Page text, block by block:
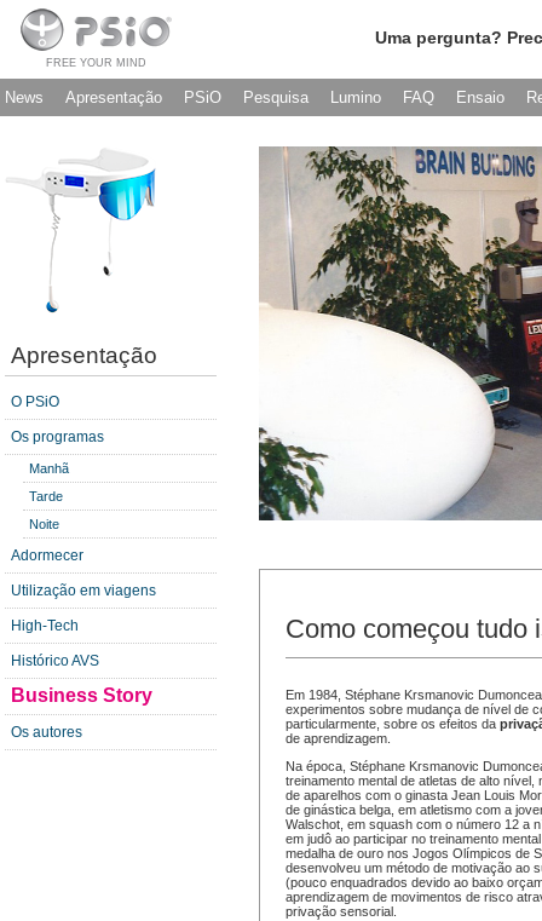
FREE YOUR MIND
Uma pergunta?
News Apresentação PSiO Pesquisa Lumino FAQ Ensaio
Apresentação
O PSiO
Os programas
Manhã
Tarde
Noite
Adormecer
Utilização em viagens
High-Tech
Histórico AVS
Business Story
Os autores
Como começou tudo
Em 1984, Stéphane Krsmanovic
experimentos sobre mudança de nível de
particularmente, sobre os efeitos da
de aprendizagem.
Na época, Stéphane Krsmanovic
treinamento mental de atletas de alto nível,
de aparelhos com o ginasta Jean Louis
de ginástica belga, em atletismo com a
Walschot, em squash com o número 12 a
em judô ao participar no treinamento
medalha de ouro nos Jogos Olímpicos de
desenvolveu um método de motivação ao
(pouco enquadrados devido ao baixo
aprendizagem de movimentos de risco
privação sensorial.